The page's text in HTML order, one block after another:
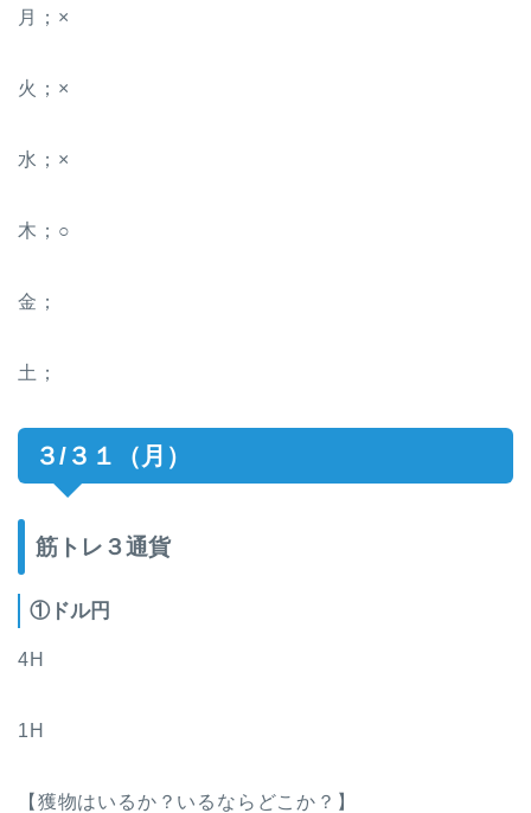
月；×
火；×
水；×
木；○
金；
土；
３/３１（月）
筋トレ３通貨
①ドル円
4H
1H
【獲物はいるか？いるならどこか？】